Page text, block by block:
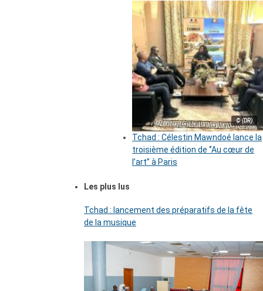
© (DR)
Tchad : Célestin Mawndoé lance la
troisième édition de ‘’Au cœur de
l’art’’ à Paris
Les plus lus
Tchad : lancement des préparatifs de la fête
de la musique